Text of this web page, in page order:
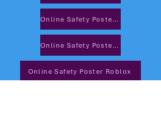
Online Safety Poster Call of Duty
Online Safety Poster Minecraft
Online Safety Poster Roblox